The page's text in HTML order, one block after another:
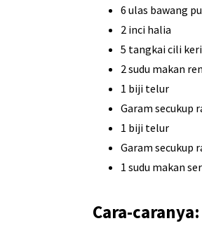
6 ulas bawang
2 inci halia
5 tangkai cili
2 sudu makan
1 biji telur
Garam secukup
1 biji telur
Garam secukup
1 sudu makan
Cara-caranya: